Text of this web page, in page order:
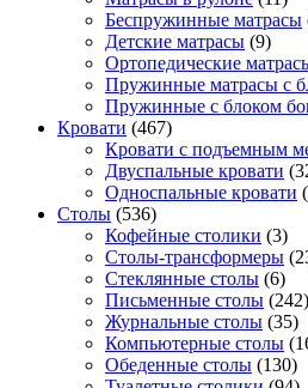
Беспружинные матрасы
Детские матрасы (9)
Ортопедические
Пружинные матрасы с
Пружинные с блоком
Кровати (467)
Кровати с подъемным
Двуспальные кровати
Односпальные кровати
Столы (536)
Кофейные столики (3)
Столы-трансформеры
Стеклянные столы (6)
Письменные столы (242)
Журнальные столы (35)
Компьютерные столы
Обеденные столы (130)